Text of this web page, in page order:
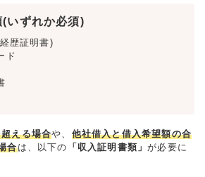
いずれか必須)
歴証明書)
ド
える場合や、 他社借入と借入希望額の合
合は、以下の 「収入証明書類」が必要に